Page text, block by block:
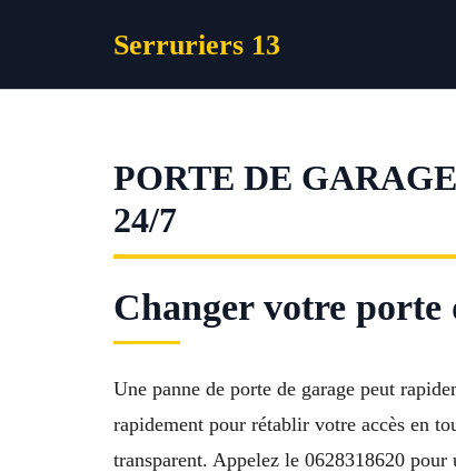
Serruriers 13
PORTE DE
24/7
Changer votre porte
Une panne de porte de garage peut
rapidement pour rétablir votre accès en
transparent. Appelez le 0628318620